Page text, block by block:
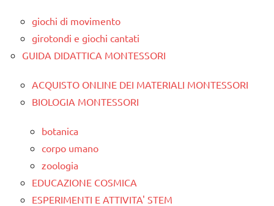
giochi di movimento
girotondi e giochi cantati
GUIDA DIDATTICA MONTESSORI
ACQUISTO ONLINE DEI MATERIALI MONTESSORI
BIOLOGIA MONTESSORI
botanica
corpo umano
zoologia
EDUCAZIONE COSMICA
ESPERIMENTI E ATTIVITA' STEM